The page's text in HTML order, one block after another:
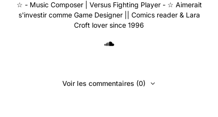
☆ - Music Composer | Versus Fighting Player - ☆ Aimerait
s'investir comme Game Designer || Comics reader & Lara
Croft lover since 1996
Voir les commentaires (0)